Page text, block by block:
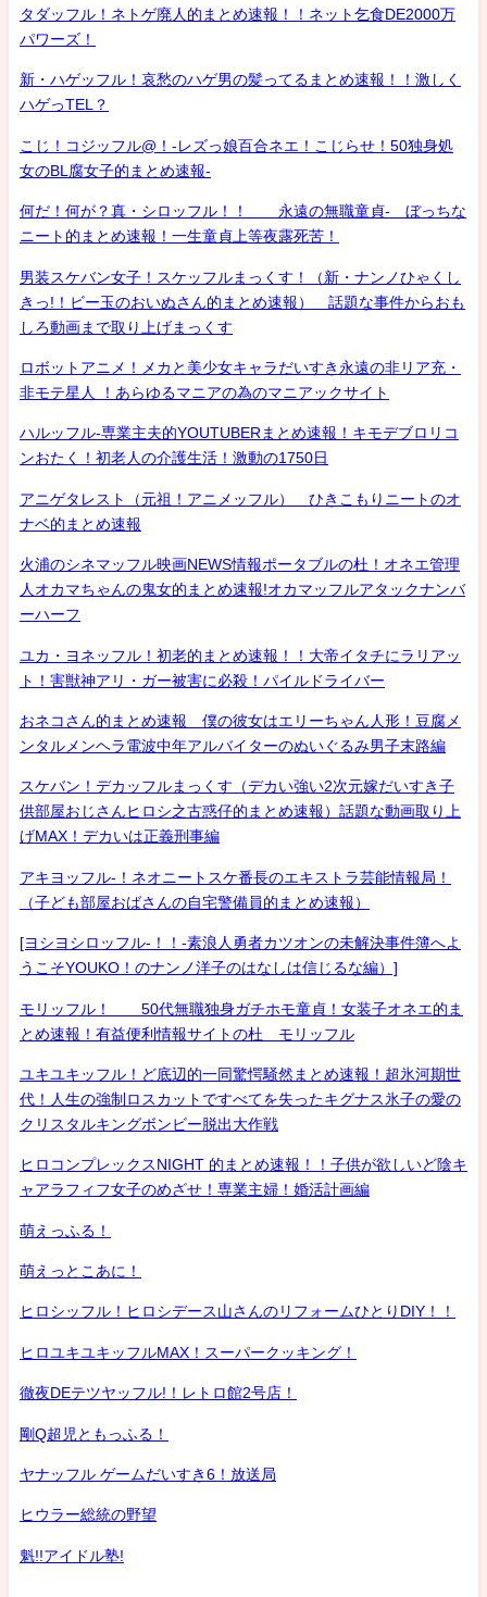
タダッフル！ネトゲ廃人的まとめ速報！！ネット乞食DE2000万
パワーズ！
新・ハゲッフル！哀愁のハゲ男の髪ってるまとめ速報！！激しく
ハゲっTEL？
こじ！コジッフル@！-レズっ娘百合ネエ！こじらせ！50独身処
女のBL腐女子的まとめ速報-
何だ！何が？真・シロッフル！！ 永遠の無職童貞- ぼっちな
ニート的まとめ速報！一生童貞上等夜露死苦！
男装スケバン女子！スケッフルまっくす！（新・ナンノひゃくし
きっ!！ビー玉のおいぬさん的まとめ速報） 話題な事件からおも
しろ動画まで取り上げまっくす
ロボットアニメ！メカと美少女キャラだいすき永遠の非リア充・
非モテ星人 ！あらゆるマニアの為のマニアックサイト
ハルッフル-専業主夫的YOUTUBERまとめ速報！キモデブロリコ
ンおたく！初老人の介護生活！激動の1750日
アニゲタレスト（元祖！アニメッフル） ひきこもりニートのオ
ナベ的まとめ速報
火浦のシネマッフル映画NEWS情報ポータブルの杜！オネエ管理
人オカマちゃんの鬼女的まとめ速報!オカマッフルアタックナンバ
ーハーフ
ユカ・ヨネッフル！初老的まとめ速報！！大帝イタチにラリアッ
ト！害獣神アリ・ガー被害に必殺！パイルドライバー
おネコさん的まとめ速報 僕の彼女はエリーちゃん人形！豆腐メ
ンタルメンヘラ電波中年アルバイターのぬいぐるみ男子末路編
スケバン！デカッフルまっくす（デカい強い2次元嫁だいすき子
供部屋おじさんヒロシ之古惑仔的まとめ速報）話題な動画取り上
げMAX！デカいは正義刑事編
アキヨッフル-！ネオニートスケ番長のエキストラ芸能情報局！
（子ども部屋おばさんの自宅警備員的まとめ速報）
[ヨシヨシロッフル-！！-素浪人勇者カツオンの未解決事件簿へよ
うこそYOUKO！のナンノ洋子のはなしは信じるな編）]
モリッフル！ 50代無職独身ガチホモ童貞！女装子オネエ的ま
とめ速報！有益便利情報サイトの杜 モリッフル
ユキユキッフル！ど底辺的一同驚愕騒然まとめ速報！超氷河期世
代！人生の強制ロスカットですべてを失ったキグナス氷子の愛の
クリスタルキングボンビー脱出大作戦
ヒロコンプレックスNIGHT 的まとめ速報！！子供が欲しいど陰キ
ャアラフィフ女子のめざせ！専業主婦！婚活計画編
萌えっふる！
萌えっとこあに！
ヒロシッフル！ヒロシデース山さんのリフォームひとりDIY！！
ヒロユキユキッフルMAX！スーパークッキング！
徹夜DEテツヤッフル!！レトロ館2号店！
剛Q超児ともっふる！
ヤナッフル ゲームだいすき6！放送局
ヒウラー総統の野望
魁!!アイドル塾!